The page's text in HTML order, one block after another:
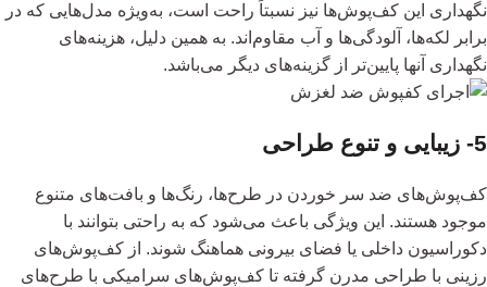
نگهداری این کف‌پوش‌ها نیز نسبتاً راحت است، به‌ویژه مدل‌هایی که در
برابر لکه‌ها، آلودگی‌ها و آب مقاوم‌اند. به همین دلیل، هزینه‌های
نگهداری آنها پایین‌تر از گزینه‌های دیگر می‌باشد.
5- زیبایی و تنوع طراحی
کف‌پوش‌های ضد سر خوردن در طرح‌ها، رنگ‌ها و بافت‌های متنوع
موجود هستند. این ویژگی باعث می‌شود که به راحتی بتوانند با
دکوراسیون داخلی یا فضای بیرونی هماهنگ شوند. از کف‌پوش‌های
رزینی با طراحی مدرن گرفته تا کف‌پوش‌های سرامیکی با طرح‌های